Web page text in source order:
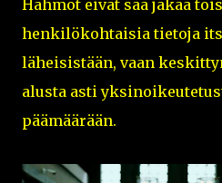
Hahmot eivät saa jakaa
henkilökohtaisia tietoja
läheisistään, vaan
alusta asti
päämäärään.